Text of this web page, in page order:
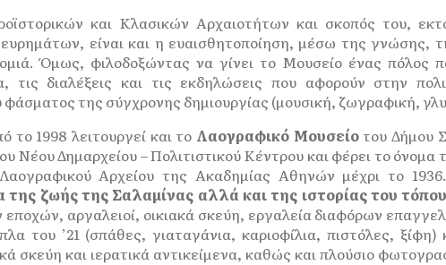
και Κλασικών Αρχαιοτήτων και σκοπός του,
είναι και η ευαισθητοποίηση, μέσω της γνώσης,
Όμως, φιλοδοξώντας να γίνει το Μουσείο ένας πόλος
διαλέξεις και τις εκδηλώσεις που αφορούν στην
της σύγχρονης δημιουργίας (μουσική, ζωγραφική,
1998 λειτουργεί και το Λαογραφικό Μουσείοτου Δήμου
Νέου Δημαρχείου – Πολιτιστικού Κέντρου και φέρει το όνομα
Αρχείου της Ακαδημίας Αθηνών μέχρι το
της ζωής της Σαλαμίνας αλλά και της ιστορίας του
αργαλειοί, οικιακά σκεύη, εργαλεία διαφόρων
του ’21 (σπάθες, γιαταγάνια, καριοφίλια, πιστόλες,
και ιερατικά αντικείμενα, καθώς και πλούσιο